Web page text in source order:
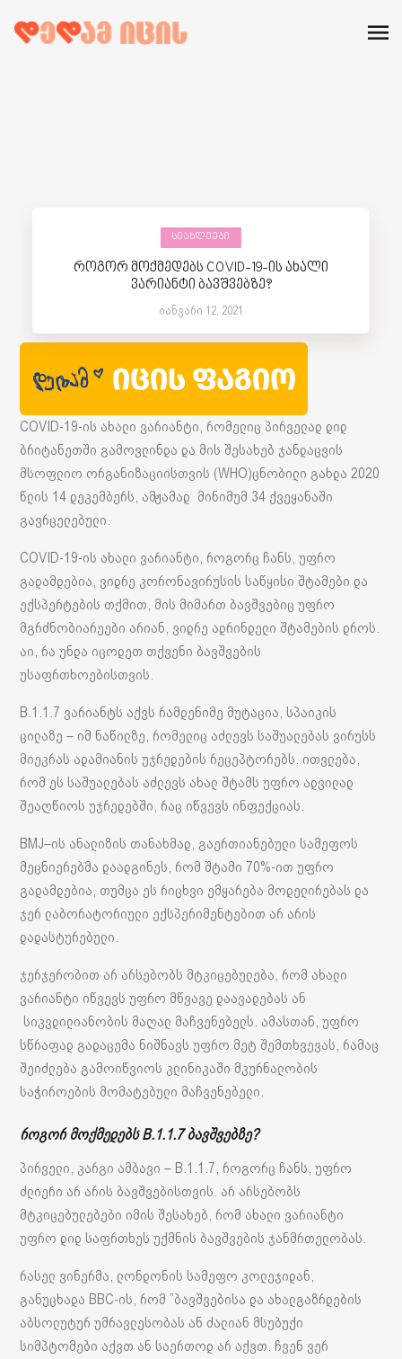
ᲡᲘᲐᲮᲚᲔᲔᲑᲘ
როგორ მოქმედებს COVID-19-ის ახალი
ვარიანტი ბავშვებზე?
იანვარი 12, 2021
COVID-19-ის ახალი ვარიანტი, რომელიც პირველად დიდ
ბრიტანეთში გამოვლინდა და მის შესახებ ჯანდაცვის
მსოფლიო ორგანიზაციისთვის (WHO)ცნობილი გახდა 2020
წლის 14 დეკემბერს, ამჟამად მინიმუმ 34 ქვეყანაში
გავრცელებული.
COVID-19-ის ახალი ვარიანტი, როგორც ჩანს, უფრო
გადამდებია, ვიდრე კორონავირუსის საწყისი შტამები და
ექსპერტების თქმით, მის მიმართ ბავშვებიც უფრო
მგრძნობიარეები არიან, ვიდრე ადრინდელი შტამების დროს.
აი, რა უნდა იცოდეთ თქვენი ბავშვების
უსაფრთხოებისთვის.
B.1.1.7 ვარიანტს აქვს რამდენიმე მუტაცია, სპაიკის
ცილაზე – იმ ნაწილზე, რომელიც აძლევს საშუალებას ვირუსს
მიეკრას ადამიანის უჯრედების რეცეპტორებს. ითვლება,
რომ ეს საშუალებას აძლევს ახალ შტამს უფრო ადვილად
შეაღწიოს უჯრედებში, რაც იწვევს ინფექციას.
BMJ–ის ანალიზის თანახმად, გაერთიანებული სამეფოს
მეცნიერებმა დაადგინეს, რომ შტამი 70%-ით უფრო
გადამდებია, თუმცა ეს რიცხვი ემყარება მოდელირებას და
ჯერ ლაბორატორიული ექსპერიმენტებით არ არის
დადასტურებული.
ჯერჯერობით არ არსებობს მტკიცებულება, რომ ახალი
ვარიანტი იწვევს უფრო მწვავე დაავადებას ან
სიკვდილიანობის მაღალ მაჩვენებელს. ამასთან, უფრო
სწრაფად გადაცემა ნიშნავს უფრო მეტ შემთხვევას, რამაც
შეიძლება გამოიწვიოს კლინიკაში მკურნალობის
საჭიროების მომატებული მაჩვენებელი.
როგორ მოქმედებს B.1.1.7 ბავშვებზე?
პირველი, კარგი ამბავი – B.1.1.7, როგორც ჩანს, უფრო
ძლიერი არ არის ბავშვებისთვის. არ არსებობს
მტკიცებულებები იმის შესახებ, რომ ახალი ვარიანტი
უფრო დიდ საფრთხეს უქმნის ბავშვების ჯანმრთელობას.
რასელ ვინერმა, ლონდონის სამეფო კოლეჯიდან,
განუცხადა BBC-ის, რომ ”ბავშვებისა და ახალგაზრდების
აბსოლუტურ უმრავლესობას ან ძალიან მსუბუქი
სიმპტომები აქვთ ან საერთოდ არ აქვთ. ჩვენ ვერ